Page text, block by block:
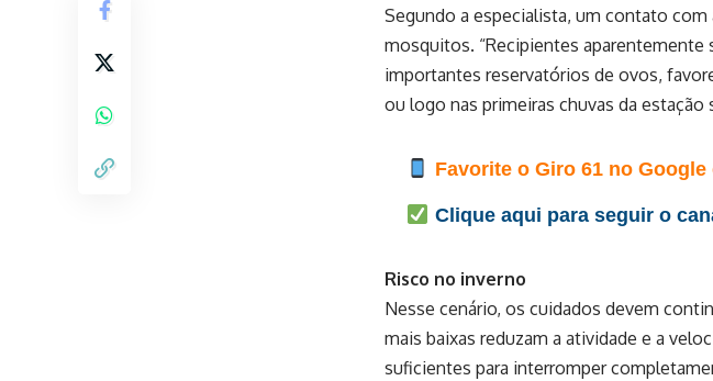
Segundo a especialista, um contato com
mosquitos. “Recipientes
importantes reservatórios de ovos,
ou logo nas primeiras chuvas da estação
Favorite o Giro 61 no
Clique aqui para seguir o
Risco no inverno
Nesse cenário, os cuidados devem
mais baixas reduzam a atividade e a
suficientes para interromper